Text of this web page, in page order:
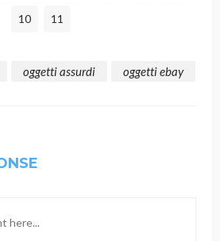
10 11
oggetti assurdi oggetti ebay